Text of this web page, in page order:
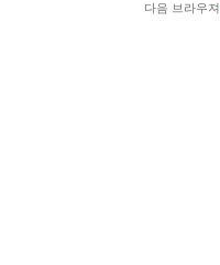
다음 브라우